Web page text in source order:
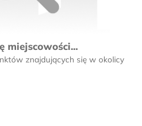
miejscowości...
znajdujących się w okolicy